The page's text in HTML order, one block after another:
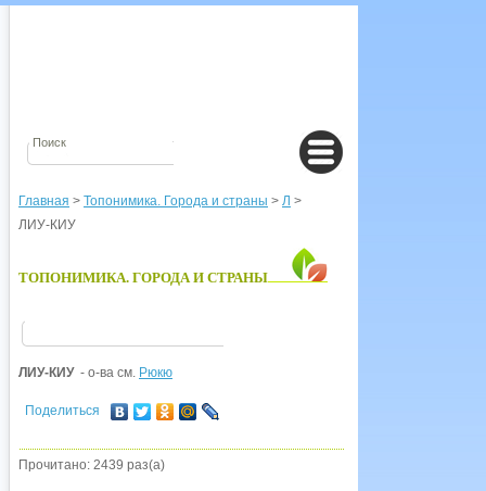
Главная > Топонимика. Города и страны > Л >
ЛИУ-КИУ
ТОПОНИМИКА. ГОРОДА И СТРАНЫ
ЛИУ-КИУ - о-ва см. Рюкю
Поделиться
Прочитано: 2439 раз(а)